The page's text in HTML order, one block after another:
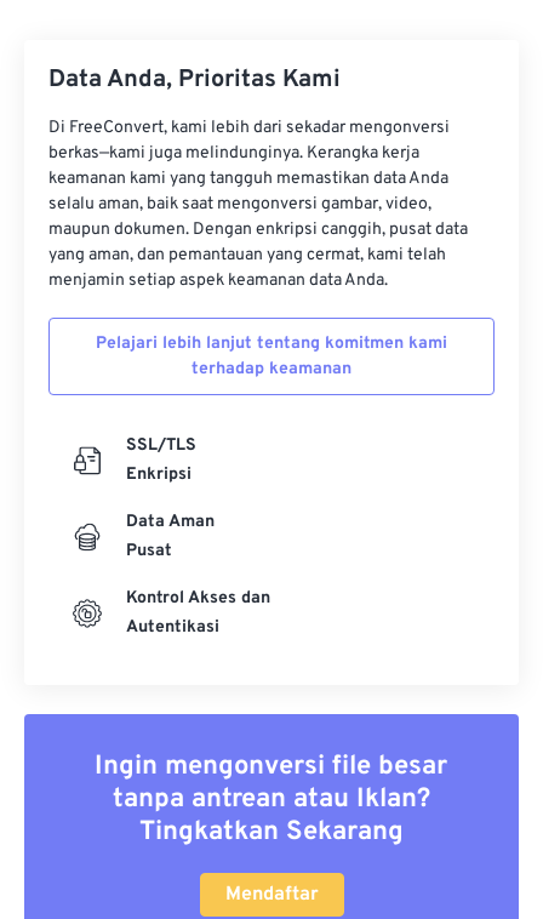
Data Anda, Prioritas Kami
Di FreeConvert, kami lebih dari sekadar mengonversi
berkas—kami juga melindunginya. Kerangka kerja
keamanan kami yang tangguh memastikan data Anda
selalu aman, baik saat mengonversi gambar, video,
maupun dokumen. Dengan enkripsi canggih, pusat data
yang aman, dan pemantauan yang cermat, kami telah
menjamin setiap aspek keamanan data Anda.
Pelajari lebih lanjut tentang komitmen kami
terhadap keamanan
SSL/TLS
Enkripsi
Data Aman
Pusat
Kontrol Akses dan
Autentikasi
Ingin mengonversi file besar
tanpa antrean atau Iklan?
Tingkatkan Sekarang
Mendaftar